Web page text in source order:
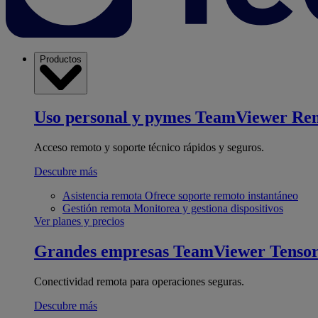
Productos
Uso personal y pymes TeamViewer
Acceso remoto y soporte técnico rápidos y seguros.
Descubre más
Asistencia remota Ofrece soporte remoto instantáneo
Gestión remota Monitorea y gestiona dispositivos
Ver planes y precios
Grandes empresas TeamViewer Tensor
Conectividad remota para operaciones seguras.
Descubre más